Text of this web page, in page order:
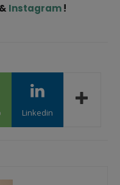
& Instagram!
Linkedin